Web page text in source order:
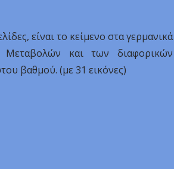
είναι το κείμενο στα γερμανικά
Μεταβολών και των διαφορικών
βαθμού. (με 31 εικόνες)